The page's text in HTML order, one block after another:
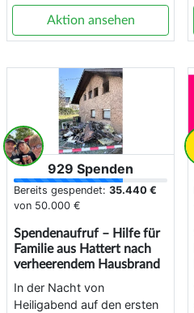
Aktion ansehen
929 Spenden
Bereits gespendet: 35.440 €
von 50.000 €
Spendenaufruf – Hilfe für
Familie aus Hattert nach
verheerendem Hausbrand
In der Nacht von
Heiligabend auf den ersten